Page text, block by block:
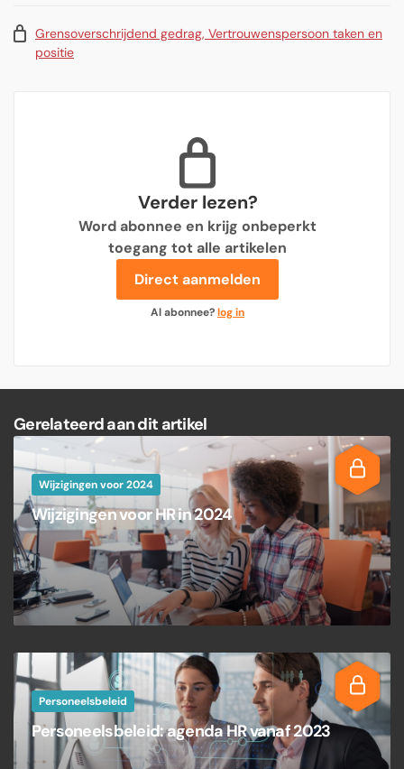
Grensoverschrijdend gedrag, Vertrouwenspersoon taken en
positie
Verder lezen?
Word abonnee en krijg onbeperkt
toegang tot alle artikelen
Direct aanmelden
Al abonnee?log in
Gerelateerd aan dit artikel
Wijzigingen voor 2024
Wijzigingen voor HR in 2024
Personeelsbeleid
Personeelsbeleid: agenda HR vanaf 2023